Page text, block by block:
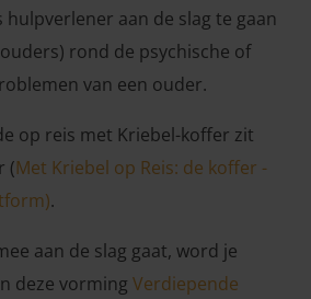
aan de slag te gaan
rond de psychische of
van een ouder.
op reis met Kriebel-koffer zit
(Met Kriebel op Reis: de koffer -
.
aan de slag gaat, word je
deze vorming Verdiepende